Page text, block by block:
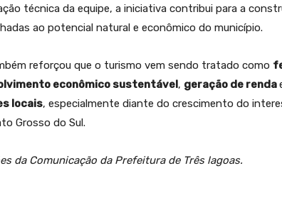
técnica da equipe, a iniciativa contribui para a
ao potencial natural e econômico do município.
reforçou que o turismo vem sendo tratado como
econômico sustentável, geração de renda
locais, especialmente diante do crescimento do
Grosso do Sul.
da Comunicação da Prefeitura de Três lagoas.